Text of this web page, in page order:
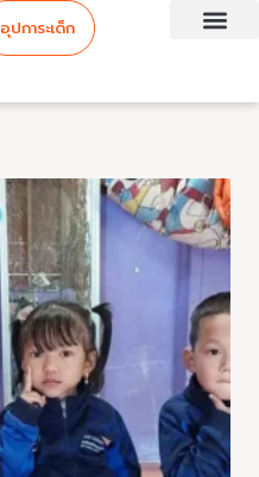
อุปการะเด็ก